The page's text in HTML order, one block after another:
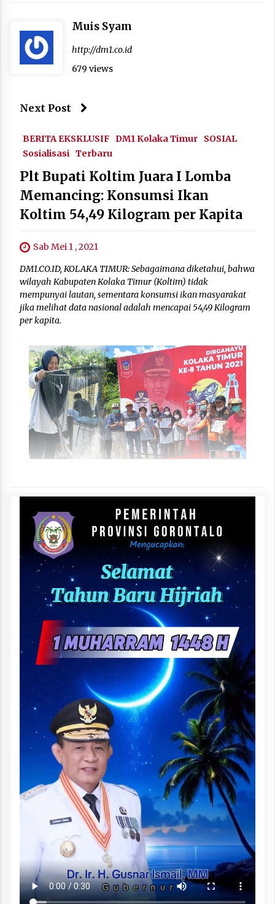
Muis Syam
http://dm1.co.id
679 views
Next Post
BERITA EKSKLUSIF DM1 Kolaka Timur
SOSIAL
Sosialisasi Terbaru
Plt Bupati Koltim Juara I Lomba
Memancing: Konsumsi Ikan
Koltim 54,49 Kilogram per Kapita
Sab Mei 1 , 2021
DM1.CO.ID, KOLAKA TIMUR: Sebagaimana diketahui, bahwa
wilayah Kabupaten Kolaka Timur (Koltim) tidak
mempunyai lautan, sementara konsumsi ikan masyarakat
jika melihat data nasional adalah mencapai 54,49 Kilogram
per kapita.